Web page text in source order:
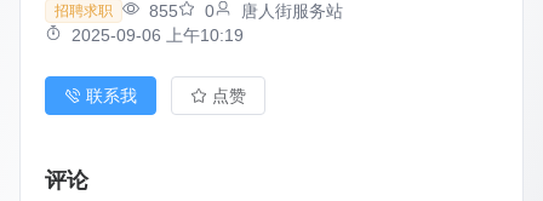
招聘求职 855 0
唐人街服务站
2025-09-06 上午10:19
联系我 点赞
评论